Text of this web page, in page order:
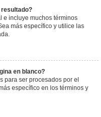
resultado?
e incluye muchos términos
más específico y utilice las
en blanco?
para ser procesados por el
específico en los términos y